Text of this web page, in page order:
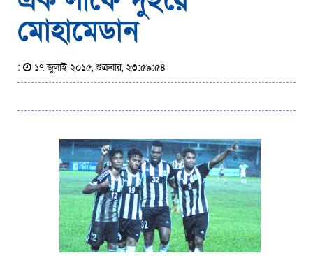
মোহামেডান
: ১৭ জুলাই ২০১৫, শুক্রবার, ২৩:৫৯:৫৪